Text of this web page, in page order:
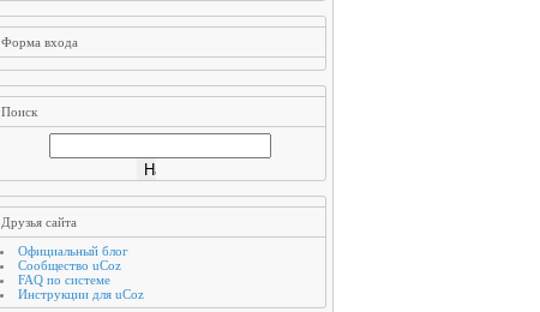
Форма входа
Поиск
Друзья сайта
Официальный блог
Сообщество uCoz
FAQ по системе
Инструкции для uCoz